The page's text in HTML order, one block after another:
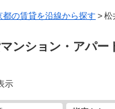
都の賃貸を沿線から探す >松
ンション・アパー
示